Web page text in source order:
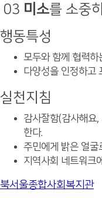
03 미소를 소중히
행동특성
모두와 함께 협력하
다양성을 인정하고
실천지침
감사잘함(감사해요
한다.
주민에게 밝은 얼굴
지역사회 네트워크
북서울종합사회복지관